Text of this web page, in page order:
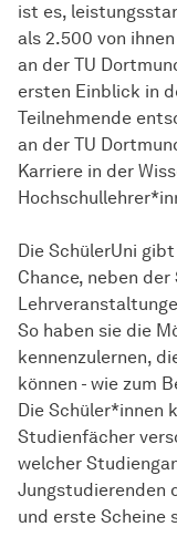
ist es,
als 2.500 von
an der TU
ersten Einblick in
Teilnehmende
an der TU
Karriere in der
Die SchülerUni
Chance, neben
So haben sie die
kennenzulernen,
können - wie zum
Die Schüler*innen
Studienfächer
welcher
Jungstudierenden
und erste Scheine